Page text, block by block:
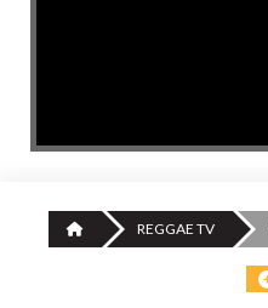
REGGAE TV